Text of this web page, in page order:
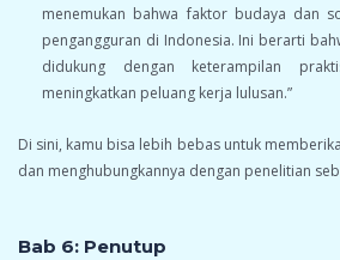
menemukan bahwa faktor budaya dan
pengangguran di Indonesia. Ini berarti
didukung dengan keterampilan
meningkatkan peluang kerja lulusan.”
Di sini, kamu bisa lebih bebas untuk
dan menghubungkannya dengan penelitian
Bab 6: Penutup